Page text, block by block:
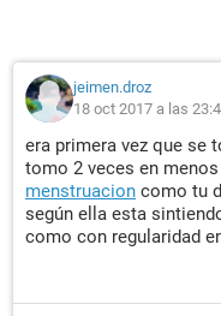
jeimen.droz
18 oct 2017 a las
era primera vez que se
tomo 2 veces en
menstruacion como tu
según ella esta
como con regularidad